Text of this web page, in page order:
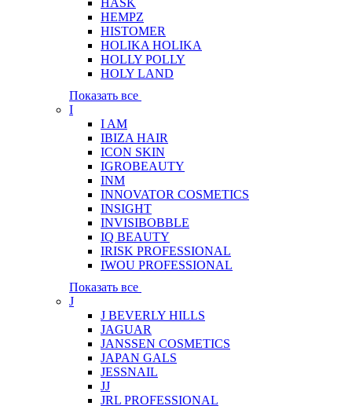
HASK
HEMPZ
HISTOMER
HOLIKA HOLIKA
HOLLY POLLY
HOLY LAND
Показать все
I
I AM
IBIZA HAIR
ICON SKIN
IGROBEAUTY
INM
INNOVATOR COSMETICS
INSIGHT
INVISIBOBBLE
IQ BEAUTY
IRISK PROFESSIONAL
IWOU PROFESSIONAL
Показать все
J
J BEVERLY HILLS
JAGUAR
JANSSEN COSMETICS
JAPAN GALS
JESSNAIL
JJ
JRL PROFESSIONAL